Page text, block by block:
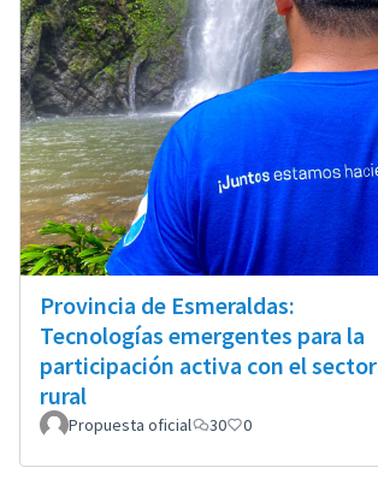
Provincia de Esmeraldas:
Tecnologías emergentes para la
participación activa con el sector
rural
Propuesta oficial 30 0